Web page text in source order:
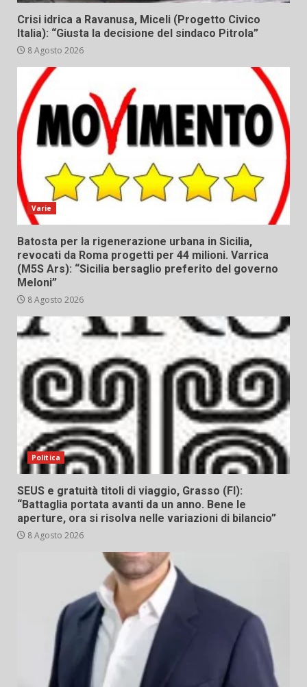
Crisi idrica a Ravanusa, Miceli (Progetto Civico
Italia): “Giusta la decisione del sindaco Pitrola”
8 Agosto 2026
Varie
Batosta per la rigenerazione urbana in Sicilia,
revocati da Roma progetti per 44 milioni. Varrica
(M5S Ars): “Sicilia bersaglio preferito del governo
Meloni”
8 Agosto 2026
Politica
SEUS e gratuità titoli di viaggio, Grasso (FI):
“Battaglia portata avanti da un anno. Bene le
aperture, ora si risolva nelle variazioni di bilancio”
8 Agosto 2026